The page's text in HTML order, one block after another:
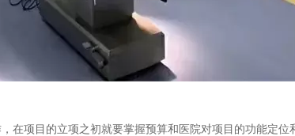
在项目的立项之初就要掌握预算和医院对项目的功能定位